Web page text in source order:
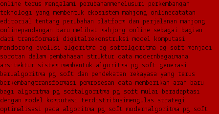
online terus mengalami perubahanmenelusuri perkembangan
teknologi yang membentuk ekosistem mahjong onlinecatatan
editorial tentang perubahan platform dan perjalanan mahjong
onlinepandangan baru melihat mahjong online sebagai bagian
dari transformasi digitalrekonstruksi model komputasi
mendorong evolusi algoritma pg softalgoritma pg soft menjadi
sorotan dalam pembahasan struktur data modernbagaimana
arsitektur sistem membentuk algoritma pg soft generasi
barualgoritma pg soft dan pendekatan rekayasa yang terus
berkembangtransformasi pemrosesan data memberikan arah baru
bagi algoritma pg softalgoritma pg soft mulai beradaptasi
dengan model komputasi terdistribusimengulas strategi
optimalisasi pada algoritma pg soft modernalgoritma pg soft